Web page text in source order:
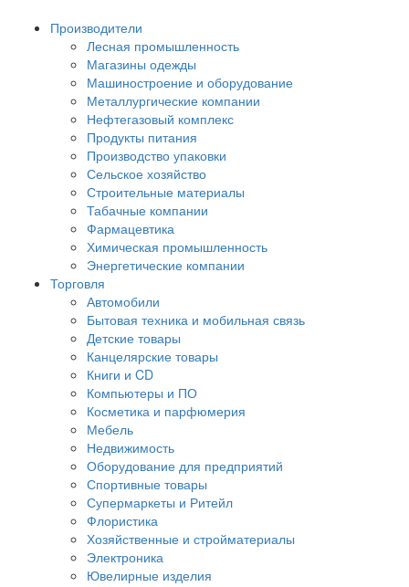
Производители
Лесная промышленность
Магазины одежды
Машиностроение и оборудование
Металлургические компании
Нефтегазовый комплекс
Продукты питания
Производство упаковки
Сельское хозяйство
Строительные материалы
Табачные компании
Фармацевтика
Химическая промышленность
Энергетические компании
Торговля
Автомобили
Бытовая техника и мобильная связь
Детские товары
Канцелярские товары
Книги и CD
Компьютеры и ПО
Косметика и парфюмерия
Мебель
Недвижимость
Оборудование для предприятий
Спортивные товары
Супермаркеты и Ритейл
Флористика
Хозяйственные и стройматериалы
Электроника
Ювелирные изделия